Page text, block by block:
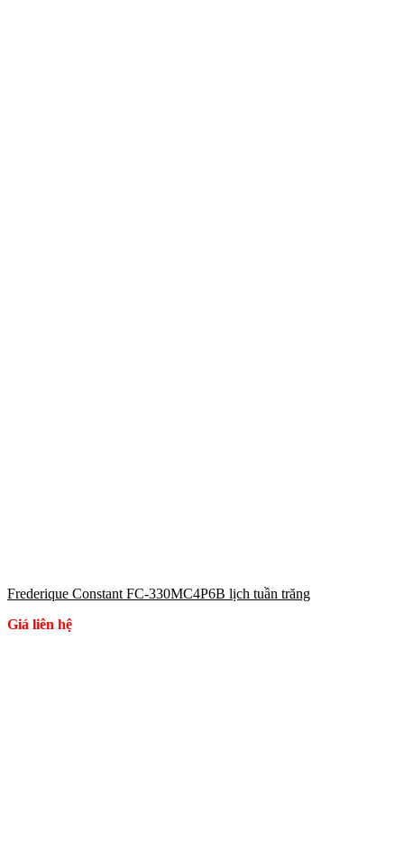
Frederique Constant FC-330MC4P6B lịch tuần trăng
Giá liên hệ